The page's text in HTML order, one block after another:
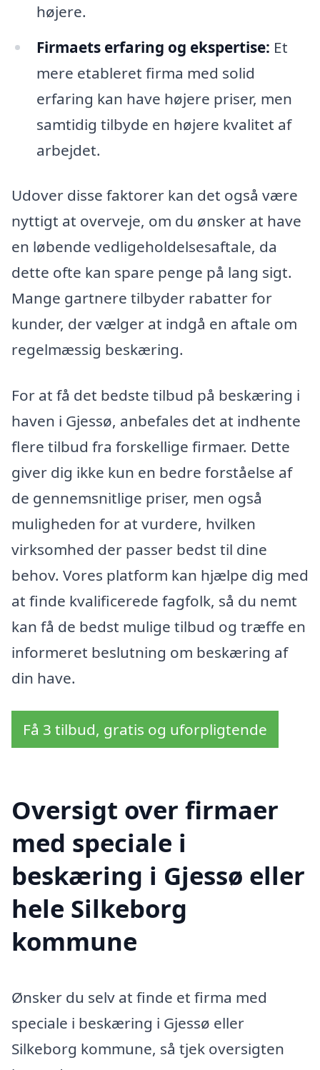
højere.
Firmaets erfaring og ekspertise: Et
mere etableret firma med solid
erfaring kan have højere priser, men
samtidig tilbyde en højere kvalitet af
arbejdet.
Udover disse faktorer kan det også være
nyttigt at overveje, om du ønsker at have
en løbende vedligeholdelsesaftale, da
dette ofte kan spare penge på lang sigt.
Mange gartnere tilbyder rabatter for
kunder, der vælger at indgå en aftale om
regelmæssig beskæring.
For at få det bedste tilbud på beskæring i
haven i Gjessø, anbefales det at indhente
flere tilbud fra forskellige firmaer. Dette
giver dig ikke kun en bedre forståelse af
de gennemsnitlige priser, men også
muligheden for at vurdere, hvilken
virksomhed der passer bedst til dine
behov. Vores platform kan hjælpe dig med
at finde kvalificerede fagfolk, så du nemt
kan få de bedst mulige tilbud og træffe en
informeret beslutning om beskæring af
din have.
Få 3 tilbud, gratis og uforpligtende
Oversigt over firmaer
med speciale i
beskæring i Gjessø eller
hele Silkeborg
kommune
Ønsker du selv at finde et firma med
speciale i beskæring i Gjessø eller
Silkeborg kommune, så tjek oversigten